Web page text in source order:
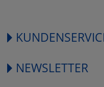
NEWSLETTER